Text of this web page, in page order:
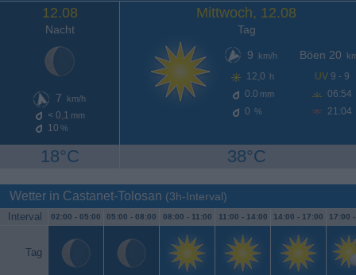
12.08
Nacht
7 km/h
< 0,1 mm
10 %
18°C
Mittwoch, 12.08
Tag
9
km/h
12,0 h
0.0 mm
0 %
Böen 20
UV 9 - 9
06:54
21:04
38°C
Wetter in Castanet-Tolosan (3h-Interval)
Interval 02:00 - 05:00 05:00 - 08:00 08:00 - 11:00 11:00 - 14:00 14:00 - 17:00 17:00
Tag